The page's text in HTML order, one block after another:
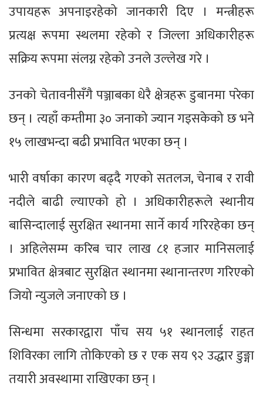
उपायहरू अपनाइरहेको जानकारी दिए । मन्त्रीहरू
प्रत्यक्ष रूपमा स्थलमा रहेको र जिल्ला अधिकारीहरू
सक्रिय रूपमा संलग्न रहेको उनले उल्लेख गरे ।
उनको चेतावनीसँगै पञ्जाबका धेरै क्षेत्रहरू डुबानमा परेका
छन् । त्यहाँ कम्तीमा ३० जनाको ज्यान गइसकेको छ भने
१५ लाखभन्दा बढी प्रभावित भएका छन् ।
भारी वर्षाका कारण बढ्दै गएको सतलज, चेनाब र रावी
नदीले बाढी ल्याएको हो । अधिकारीहरूले स्थानीय
बासिन्दालाई सुरक्षित स्थानमा सार्ने कार्य गरिरहेका छन्
। अहिलेसम्म करिब चार लाख ८१ हजार मानिसलाई
प्रभावित क्षेत्रबाट सुरक्षित स्थानमा स्थानान्तरण गरिएको
जियो न्युजले जनाएको छ ।
सिन्धमा सरकारद्वारा पाँच सय ५१ स्थानलाई राहत
शिविरका लागि तोकिएको छ र एक सय ९२ उद्धार डुङ्गा
तयारी अवस्थामा राखिएका छन् ।